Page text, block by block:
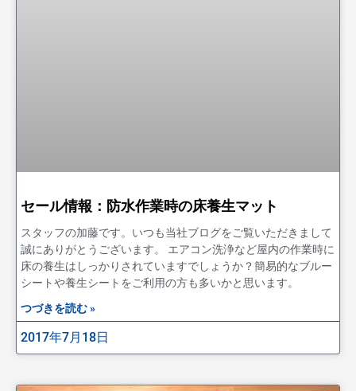
セール情報：防水作業時の床養生マット
スタッフの加藤です。いつも当社ブログをご覧いただきまして
誠にありがとうございます。 エアコン洗浄など屋内の作業時に
床の養生はしっかりされていますでしょうか？簡易的なブルー
シートや養生シートをご利用の方も多いかと思います。
つづきを読む »
2017年7月18日